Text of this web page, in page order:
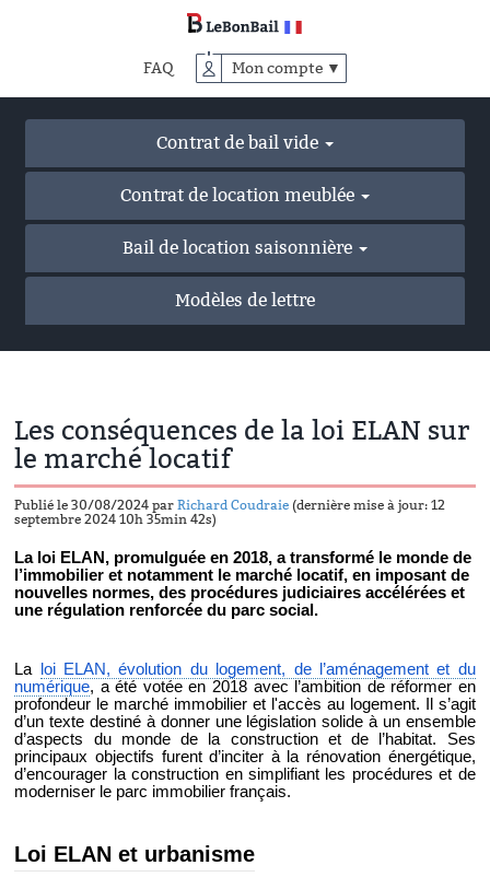
FAQ Mon compte ▼
Contrat de bail vide
Contrat de location meublée
Bail de location saisonnière
Modèles de lettre
Les conséquences de la loi ELAN sur
le marché locatif
Publié le 30/08/2024 parRichard Coudraie (dernière mise à jour: 12
septembre 2024 10h 35min 42s)
La loi ELAN, promulguée en 2018, a transformé le monde de
l’immobilier et notamment le marché locatif, en imposant de
nouvelles normes, des procédures judiciaires accélérées et
une régulation renforcée du parc social.
La
loi ELAN, évolution du logement, de l’aménagement et du
numérique, a été votée en 2018 avec l’ambition de réformer en
profondeur le marché immobilier et l'accès au logement. Il s’agit
d’un texte destiné à donner une législation solide à un ensemble
d’aspects du monde de la construction et de l’habitat. Ses
principaux objectifs furent d’inciter à la rénovation énergétique,
d’encourager la construction en simplifiant les procédures et de
moderniser le parc immobilier français.
Loi ELAN et urbanisme